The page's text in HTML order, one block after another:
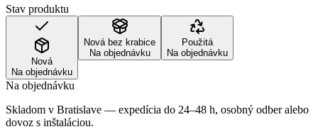
Stav produktu
Nová
Na objednávku
Nová bez krabice
Na objednávku
Použitá
Na objednávku
Na objednávku
Skladom v Bratislave — expedícia do 24–48 h, osobný odber alebo
dovoz s inštaláciou.